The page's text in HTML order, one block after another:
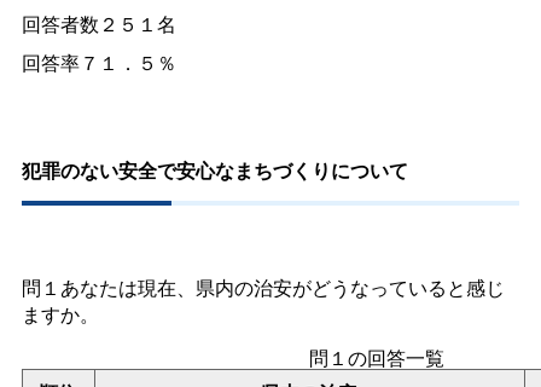
回答者数２５１名
回答率７１．５％
犯罪のない安全で安心なまちづくりについて
問１あなたは現在、県内の治安がどうなっていると感じ
ますか。
問１の回答一覧